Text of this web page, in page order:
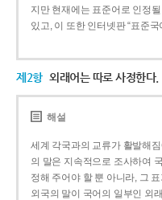
지만 현재에는 표준어로 인정
있고, 이 또한 인터넷판 “표준
제2항 외래어는 따로 사정한다.
해설
세계 각국과의 교류가 활발해
의 말은 지속적으로 조사하여
정해 주어야 할 뿐 아니라, 그
외국의 말이 국어의 일부인 외